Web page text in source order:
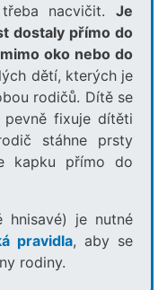
nacvičit. Je
dostaly přímo do
oko nebo do
dětí, kterých je
rodičů. Dítě se
fixuje dítěti
stáhne prsty
kapku přímo do
hnisavé) je nutné
pravidla, aby se
rodiny.